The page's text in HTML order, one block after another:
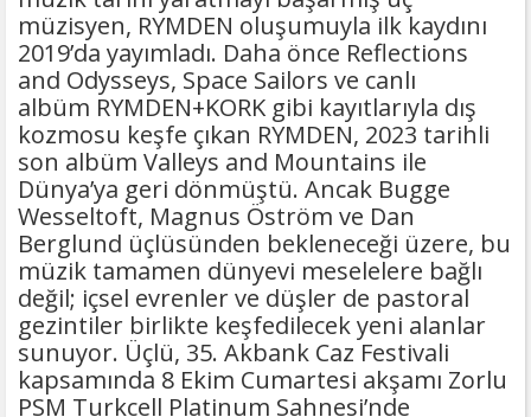
müzisyen, RYMDEN oluşumuyla ilk kaydını
2019’da yayımladı. Daha önce Reflections
and Odysseys, Space Sailors ve canlı
albüm RYMDEN+KORK gibi kayıtlarıyla dış
kozmosu keşfe çıkan RYMDEN, 2023 tarihli
son albüm Valleys and Mountains ile
Dünya’ya geri dönmüştü. Ancak Bugge
Wesseltoft, Magnus Öström ve Dan
Berglund üçlüsünden bekleneceği üzere, bu
müzik tamamen dünyevi meselelere bağlı
değil; içsel evrenler ve düşler de pastoral
gezintiler birlikte keşfedilecek yeni alanlar
sunuyor. Üçlü, 35. Akbank Caz Festivali
kapsamında 8 Ekim Cumartesi akşamı Zorlu
PSM Turkcell Platinum Sahnesi’nde